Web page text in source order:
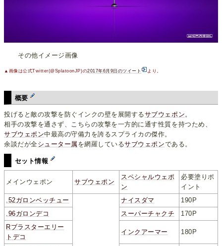
その他イメージ画像
▲画像は公式Twitter(@SplatoonJP)の2017年6月9日のツイート より。
概要
投げると敵の攻撃を防ぐインクの壁を展開するサブウェポン 。
相手の攻撃を通さず、こちらの攻撃を一方的に通す性質を持つため、
サブウェポン中最高の守備力を誇るスプライカの傑作。
余談だが全シューター属を網羅しているサブウェポンである。
セット情報
メインウェポン サブウェポン
スペシャルウェポ
ン
必要塗りポ
イント
.52ガロンベッチュー
ナイスダマ
190P
.96ガロンデコ
スーパーチャクチ
170P
Rブラスターエリー
トデコ
インクアーマー 180P